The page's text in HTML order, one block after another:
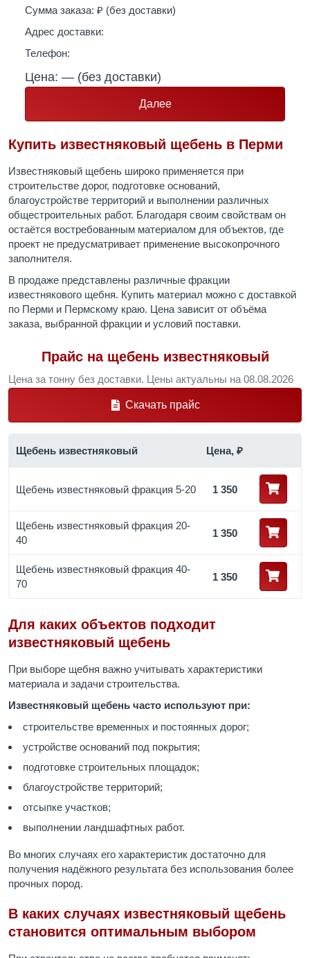
Сумма заказа: ₽ (без доставки)
Адрес доставки:
Телефон:
Цена: — (без доставки)
Далее
Купить известняковый щебень в Перми
Известняковый щебень широко применяется при
строительстве дорог, подготовке оснований,
благоустройстве территорий и выполнении различных
общестроительных работ. Благодаря своим свойствам он
остаётся востребованным материалом для объектов, где
проект не предусматривает применение высокопрочного
заполнителя.
В продаже представлены различные фракции
известнякового щебня. Купить материал можно с доставкой
по Перми и Пермскому краю. Цена зависит от объёма
заказа, выбранной фракции и условий поставки.
Прайс на щебень известняковый
Цена за тонну без доставки. Цены актуальны на 08.08.2026
Скачать прайс
Щебень известняковый Цена, ₽
Щебень известняковый фракция 5-20 1 350
Щебень известняковый фракция 20-
40
1 350
Щебень известняковый фракция 40-
70
1 350
Для каких объектов подходит
известняковый щебень
При выборе щебня важно учитывать характеристики
материала и задачи строительства.
Известняковый щебень часто используют при:
строительстве временных и постоянных дорог;
устройстве оснований под покрытия;
подготовке строительных площадок;
благоустройстве территорий;
отсыпке участков;
выполнении ландшафтных работ.
Во многих случаях его характеристик достаточно для
получения надёжного результата без использования более
прочных пород.
В каких случаях известняковый щебень
становится оптимальным выбором